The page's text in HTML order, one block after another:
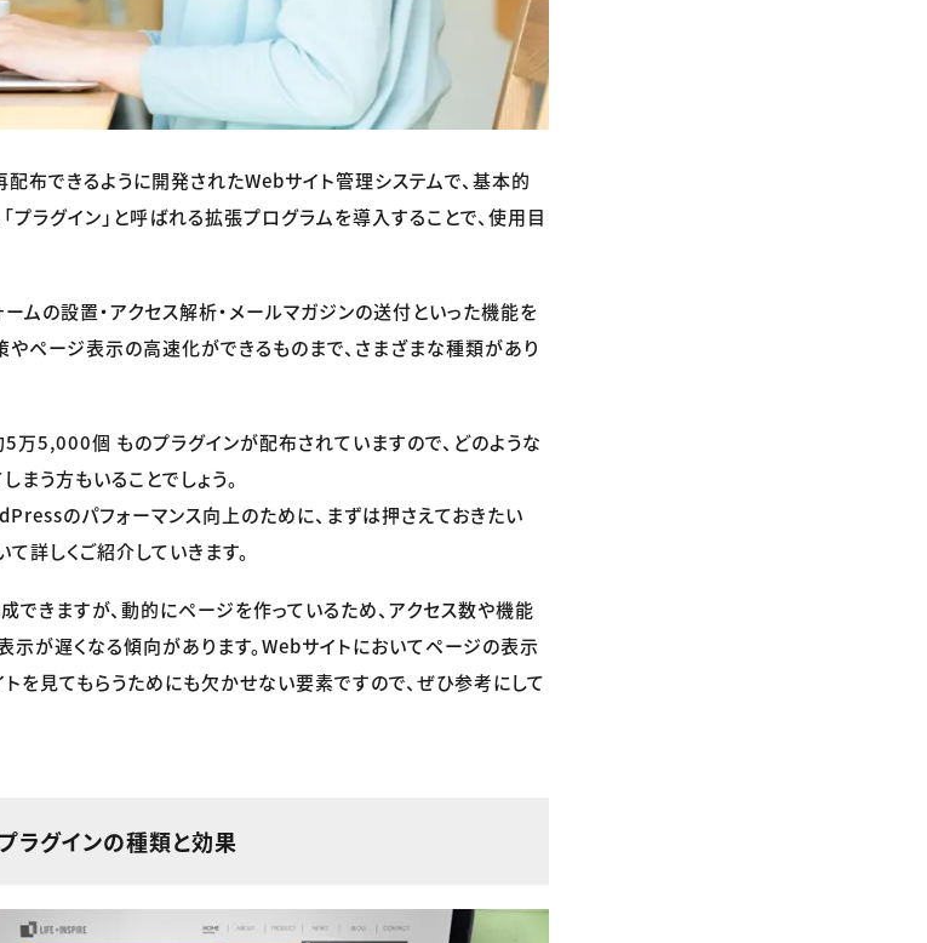
布できるように開発されたWebサイト管理システムで、基本的
プラグイン」と呼ばれる拡張プログラムを導入することで、使用目
ムの設置・アクセス解析・メールマガジンの送付といった機能を
やページ表示の高速化ができるものまで、さまざまな種類があり
万5,000個 ものプラグインが配布されていますので、どのような
う方もいることでしょう。
のパフォーマンス向上のために、まずは押さえておきたい
詳しくご紹介していきます。
きますが、動的にページを作っているため、アクセス数や機能
示が遅くなる傾向があります。Webサイトにおいてページの表示
を見てもらうためにも欠かせない要素ですので、ぜひ参考にして
グインの種類と効果